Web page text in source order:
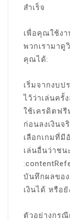
สำเร็จ
เพื่อคุณใช้ง
พวกเรามา
คุณได้:
เริ่มจากงบป
ไว้ว่าเล่นครั้
ใช้เครดิตฟรี
ก่อนลงเงินจ
เลือกเกมที่มี
เล่นอื่นว่าชน
บันทึกผลขอ
เงินได้ หรือ
ตัวอย่างกร